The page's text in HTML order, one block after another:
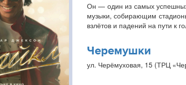
Он — один из самых успешных
музыки, собирающим
взлётов и падений на пути к
Черемушки
ул. Черёмуховая, 15 (ТРЦ